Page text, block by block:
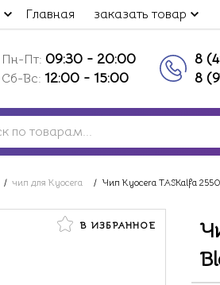
Главная заказать товар
Пн-Пт: 09:30 - 20:00
Сб-Вс: 12:00 - 15:00
8
8
/ чип для Kyocera / Чип Kyocera TASKalfa
В ИЗБРАННОЕ